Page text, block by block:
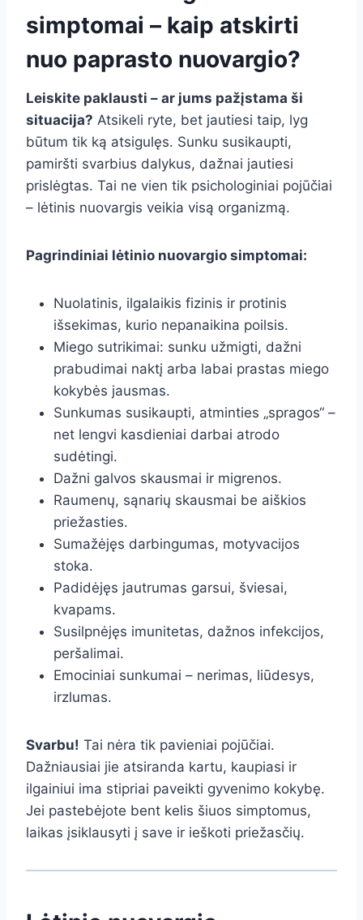
simptomai – kaip atskirti
nuo paprasto nuovargio?
Leiskite paklausti – ar jums pažįstama ši
situacija? Atsikeli ryte, bet jautiesi taip, lyg
būtum tik ką atsigulęs. Sunku susikaupti,
pamiršti svarbius dalykus, dažnai jautiesi
prislėgtas. Tai ne vien tik psichologiniai pojūčiai
– lėtinis nuovargis veikia visą organizmą.
Pagrindiniai lėtinio nuovargio simptomai:
Nuolatinis, ilgalaikis fizinis ir protinis
išsekimas, kurio nepanaikina poilsis.
Miego sutrikimai: sunku užmigti, dažni
prabudimai naktį arba labai prastas miego
kokybės jausmas.
Sunkumas susikaupti, atminties „spragos“ –
net lengvi kasdieniai darbai atrodo
sudėtingi.
Dažni galvos skausmai ir migrenos.
Raumenų, sąnarių skausmai be aiškios
priežasties.
Sumažėjęs darbingumas, motyvacijos
stoka.
Padidėjęs jautrumas garsui, šviesai,
kvapams.
Susilpnėjęs imunitetas, dažnos infekcijos,
peršalimai.
Emociniai sunkumai – nerimas, liūdesys,
irzlumas.
Svarbu! Tai nėra tik pavieniai pojūčiai.
Dažniausiai jie atsiranda kartu, kaupiasi ir
ilgainiui ima stipriai paveikti gyvenimo kokybę.
Jei pastebėjote bent kelis šiuos simptomus,
laikas įsiklausyti į save ir ieškoti priežasčių.